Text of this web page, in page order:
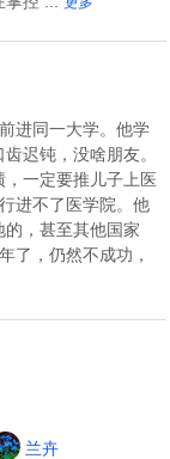
进同一大学。他学
迟钝，没啥朋友。
一定要推儿子上医
进不了医学院。他
，甚至其他国家
了，仍然不成功，
兰卉